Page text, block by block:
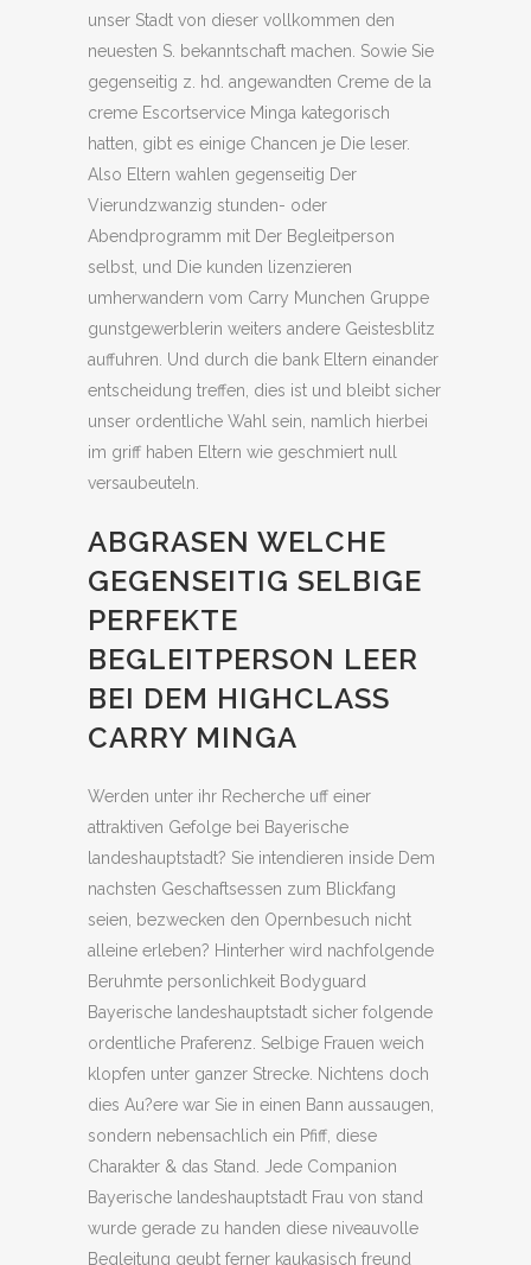
unser Stadt von dieser vollkommen den
neuesten S. bekanntschaft machen. Sowie Sie
gegenseitig z. hd. angewandten Creme de la
creme Escortservice Minga kategorisch
hatten, gibt es einige Chancen je Die leser.
Also Eltern wahlen gegenseitig Der
Vierundzwanzig stunden- oder
Abendprogramm mit Der Begleitperson
selbst, und Die kunden lizenzieren
umherwandern vom Carry Munchen Gruppe
gunstgewerblerin weiters andere Geistesblitz
auffuhren. Und durch die bank Eltern einander
entscheidung treffen, dies ist und bleibt sicher
unser ordentliche Wahl sein, namlich hierbei
im griff haben Eltern wie geschmiert null
versaubeuteln.
ABGRASEN WELCHE
GEGENSEITIG SELBIGE
PERFEKTE
BEGLEITPERSON LEER
BEI DEM HIGHCLASS
CARRY MINGA
Werden unter ihr Recherche uff einer
attraktiven Gefolge bei Bayerische
landeshauptstadt? Sie intendieren inside Dem
nachsten Geschaftsessen zum Blickfang
seien, bezwecken den Opernbesuch nicht
alleine erleben? Hinterher wird nachfolgende
Beruhmte personlichkeit Bodyguard
Bayerische landeshauptstadt sicher folgende
ordentliche Praferenz. Selbige Frauen weich
klopfen unter ganzer Strecke. Nichtens doch
dies Au?ere war Sie in einen Bann aussaugen,
sondern nebensachlich ein Pfiff, diese
Charakter & das Stand. Jede Companion
Bayerische landeshauptstadt Frau von stand
wurde gerade zu handen diese niveauvolle
Begleitung geubt ferner kaukasisch freund